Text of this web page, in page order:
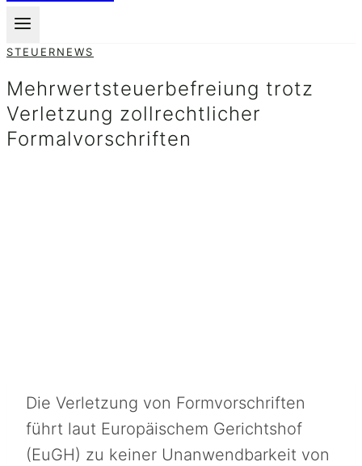
STEUERNEWS
Mehrwertsteuerbefreiung trotz
Verletzung zollrechtlicher
Formalvorschriften
Die Verletzung von Formvorschriften
führt laut Europäischem Gerichtshof
(EuGH) zu keiner Unanwendbarkeit von